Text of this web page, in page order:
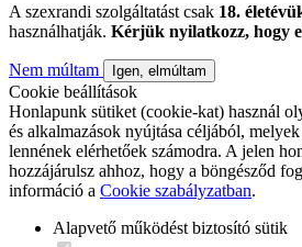
A szexrandi szolgáltatást csak 18.
használhatják. Kérjük nyilatkozz, hogy
Nem múltam Igen, elmúltam
Cookie beállítások
Honlapunk sütiket (cookie-kat) használ
és alkalmazások nyújtása céljából,
lennének elérhetőek számodra. A jelen
hozzájárulsz ahhoz, hogy a böngésződ
információ a Cookie szabályzatban.
Alapvető működést biztosító sütik